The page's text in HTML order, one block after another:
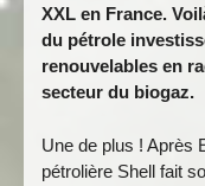
XXL en France.
du pétrole
renouvelables en
secteur du biogaz.
Une de plus ! Après
pétrolière Shell fait